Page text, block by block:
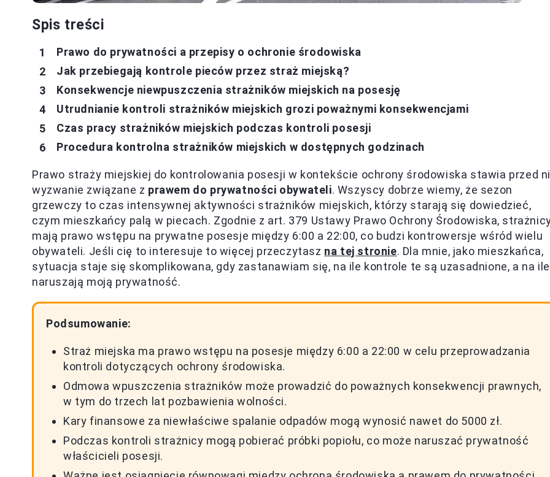
Spis treści
Prawo do prywatności a przepisy o ochronie środowiska
Jak przebiegają kontrole pieców przez straż miejską?
Konsekwencje niewpuszczenia strażników miejskich na posesję
Utrudnianie kontroli strażników miejskich grozi poważnymi konsekwencjami
Czas pracy strażników miejskich podczas kontroli posesji
Procedura kontrolna strażników miejskich w dostępnych godzinach
Prawo straży miejskiej do kontrolowania posesji w kontekście ochrony środowiska stawia przed
wyzwanie związane z prawem do prywatności obywateli. Wszyscy dobrze wiemy, że sezon
grzewczy to czas intensywnej aktywności strażników miejskich, którzy starają się dowiedzieć,
czym mieszkańcy palą w piecach. Zgodnie z art. 379 Ustawy Prawo Ochrony Środowiska,
mają prawo wstępu na prywatne posesje między 6:00 a 22:00, co budzi kontrowersje wśród wielu
obywateli. Jeśli cię to interesuje to więcej przeczytasz na tej stronie. Dla mnie, jako mieszkańca,
sytuacja staje się skomplikowana, gdy zastanawiam się, na ile kontrole te są uzasadnione, a na ile
naruszają moją prywatność.
Podsumowanie:
Straż miejska ma prawo wstępu na posesje między 6:00 a 22:00 w celu przeprowadzania
kontroli dotyczących ochrony środowiska.
Odmowa wpuszczenia strażników może prowadzić do poważnych konsekwencji prawnych,
w tym do trzech lat pozbawienia wolności.
Kary finansowe za niewłaściwe spalanie odpadów mogą wynosić nawet do 5000 zł.
Podczas kontroli strażnicy mogą pobierać próbki popiołu, co może naruszać prywatność
właścicieli posesji.